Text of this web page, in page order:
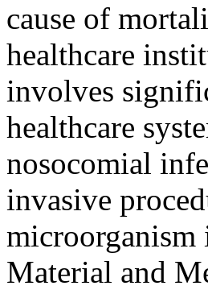
cause of
healthcare
involves
healthcare
nosocomial
invasive
Material and